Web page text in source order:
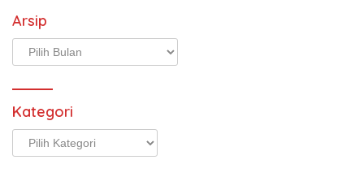
Arsip
Arsip
Kategori
Kategori